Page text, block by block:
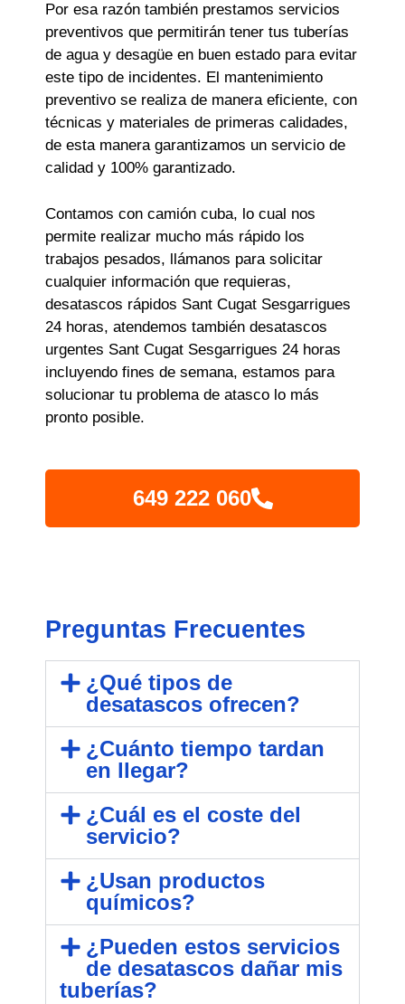
Por esa razón también prestamos servicios
preventivos que permitirán tener tus tuberías
de agua y desagüe en buen estado para evitar
este tipo de incidentes. El mantenimiento
preventivo se realiza de manera eficiente, con
técnicas y materiales de primeras calidades,
de esta manera garantizamos un servicio de
calidad y 100% garantizado.
Contamos con camión cuba, lo cual nos
permite realizar mucho más rápido los
trabajos pesados, llámanos para solicitar
cualquier información que requieras,
desatascos rápidos Sant Cugat Sesgarrigues
24 horas, atendemos también desatascos
urgentes Sant Cugat Sesgarrigues 24 horas
incluyendo fines de semana, estamos para
solucionar tu problema de atasco lo más
pronto posible.
649 222 060
Preguntas Frecuentes
¿Qué tipos de
desatascos ofrecen?
¿Cuánto tiempo tardan
en llegar?
¿Cuál es el coste del
servicio?
¿Usan productos
químicos?
¿Pueden estos servicios
de desatascos dañar mis
tuberías?